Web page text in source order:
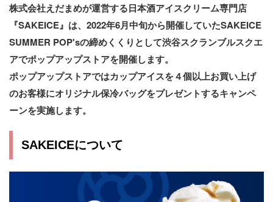
株式会社えだまめが運営する日本酒アイスクリーム専門店
『SAKEICE』は、2022年6月中旬から開催していたSAKEICE
SUMMER POP'sの締めくくりとして渋谷スクランブルスクエ
アでポップアップストアを開催します。
ポップアップストアではカップアイスを４個以上お買い上げ
のお客様にオリジナル保冷バッグをプレゼントするキャンペ
ーンを実施します。
SAKEICEについて